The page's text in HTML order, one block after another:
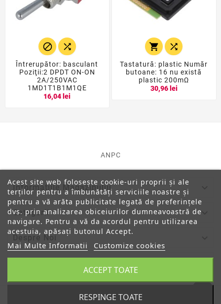
 
Întrerupător: basculant
Poziţii:2 DPDT ON-ON
2A/250VAC
1MD1T1B1M1QE
16,04 lei
 
Tastatură: plastic Număr
butoane: 16 nu există
plastic 200mΩ
30,96 lei
ANPC
Informatiile Magazinului
Categorii 
Despre Noi
Acest site web folosește cookie-uri proprii și ale
terților pentru a îmbunătăți serviciile noastre și
pentru a vă arăta publicitate legată de preferințele
dvs. prin analizarea obiceiurilor dumneavoastră de
navigare. Pentru a vă da acordul pentru utilizarea
acestuia, apăsați butonul Accept.
Mai Multe Informatii Customize cookies
RESPINGE TOATE
ACCEPT TOATE
© 2019 - Ecommerce Software By PrestaShop™